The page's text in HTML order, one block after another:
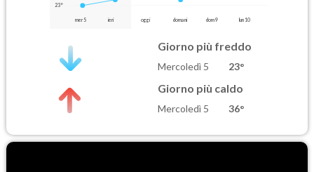
23°
mer 5 ieri oggi domani dom 9 lun 10
Giorno più freddo
Mercoledì 5 23°
Giorno più caldo
Mercoledì 5 36°